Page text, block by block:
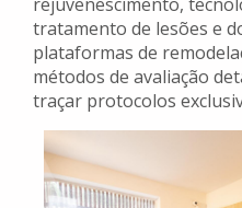
tratamento de lesões e
plataformas de
métodos de avaliação
traçar protocolos